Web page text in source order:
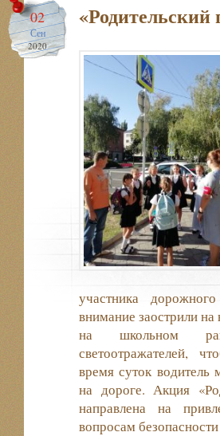
02
Сен
2020
«Родительский
участника
внимание заострили
на школьном
светоотражателей,
время суток водитель
на дороге. Акция
направлена на
вопросам